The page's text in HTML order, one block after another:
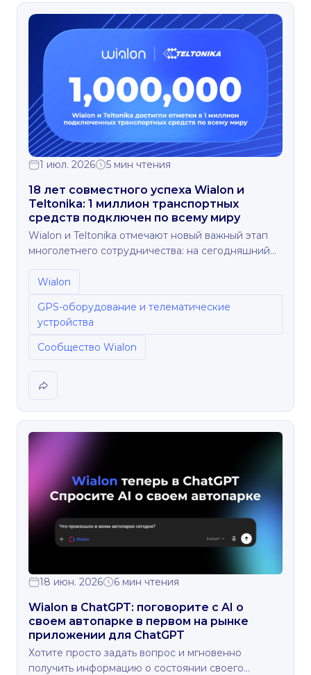
1 июл. 2026 5 мин чтения
18 лет совместного успеха Wialon и
Teltonika: 1 миллион транспортных
средств подключен по всему миру
Wialon и Teltonika отмечают новый важный этап
многолетнего сотрудничества: на сегодняшний
подключен 1 миллион транспортных средств,
Wialon
GPS-оборудование и телематические
устройства
Сообщество Wialon
18 июн. 2026 6 мин чтения
Wialon в ChatGPT: поговорите с AI о
своем автопарке в первом на рынке
приложении для ChatGPT
Хотите просто задать вопрос и мгновенно
получить информацию о состоянии своего